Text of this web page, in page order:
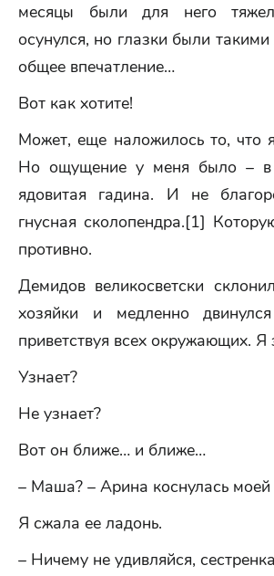
месяцы были для него
осунулся, но глазки были
общее впечатление…
Вот как хотите!
Может, еще наложилось то, что
Но ощущение у меня было – в
ядовитая гадина. И не
гнусная сколопендра.[1]
противно.
Демидов великосветски
хозяйки и медленно
приветствуя всех окружающих. Я
Узнает?
Не узнает?
Вот он ближе… и ближе…
– Маша? – Арина коснулась моей
Я сжала ее ладонь.
– Ничему не удивляйся,